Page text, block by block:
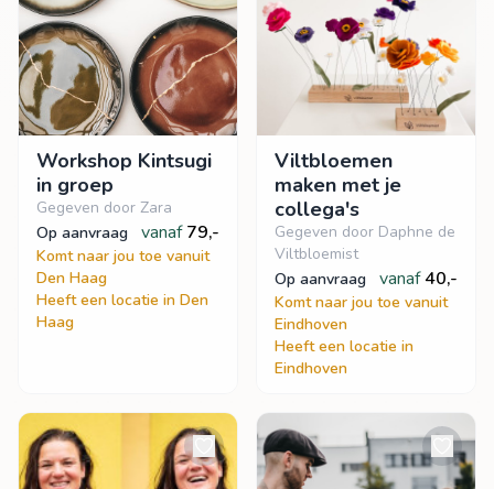
Workshop Kintsugi
in groep
Gegeven door Zara
op aanvraag
vanaf 79,-
Komt naar jou toe vanuit
Den Haag
Heeft een locatie in Den
Haag
Viltbloemen
maken met je
collega's
Gegeven door Daphne de
Viltbloemist
op aanvraag
vanaf 40,-
Komt naar jou toe vanuit
Eindhoven
Heeft een locatie in
Eindhoven